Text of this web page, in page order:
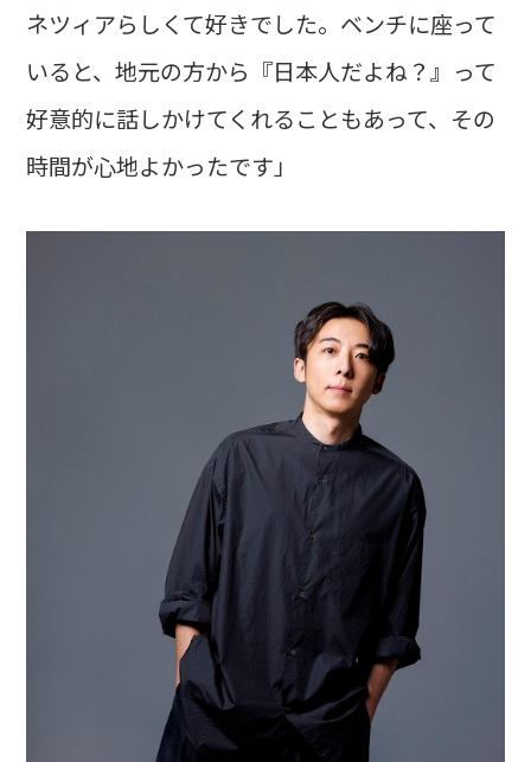
ネツィアらしくて好きでした。ベンチに座って
いると、地元の方から『日本人だよね？』って
好意的に話しかけてくれることもあって、その
時間が心地よかったです」